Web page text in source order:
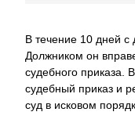
В течение 10 дней с
Должником он
судебного приказа.
судебный приказ и
суд в исковом